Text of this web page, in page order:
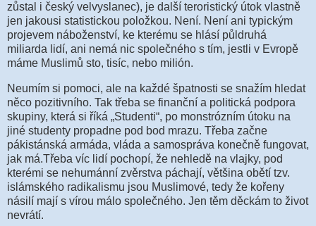
zůstal i český velvyslanec), je další teroristický útok vlastně
jen jakousi statistickou položkou. Není. Není ani typickým
projevem náboženství, ke kterému se hlásí půldruhá
miliarda lidí, ani nemá nic společného s tím, jestli v Evropě
máme Muslimů sto, tisíc, nebo milión.
Neumím si pomoci, ale na každé špatnosti se snažím hledat
něco pozitivního. Tak třeba se finanční a politická podpora
skupiny, která si říká „Studenti“, po monstrózním útoku na
jiné studenty propadne pod bod mrazu. Třeba začne
pákistánská armáda, vláda a samospráva konečně fungovat,
jak má.Třeba víc lidí pochopí, že nehledě na vlajky, pod
kterémi se nehumánní zvěrstva páchají, většina obětí tzv.
islámského radikalismu jsou Muslimové, tedy že kořeny
násilí mají s vírou málo společného. Jen těm děckám to život
nevrátí.